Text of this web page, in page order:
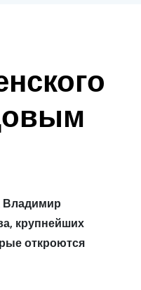
Владимир
крупнейших
откроются